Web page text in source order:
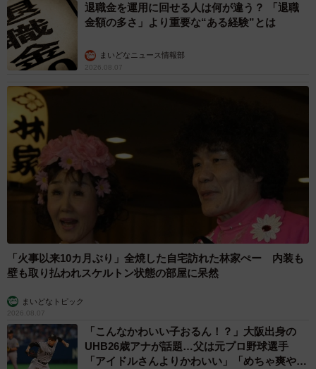
退職金を運用に回せる人は何が違う？ 「退職
金額の多さ」より重要な“ある経験”とは
まいどなニュース情報部
2026.08.07
「火事以来10カ月ぶり」全焼した自宅訪れた林家ぺー 内装も
壁も取り払われスケルトン状態の部屋に呆然
まいどなトピック
2026.08.07
「こんなかわいい子おるん！？」大阪出身の
UHB26歳アナが話題…父は元プロ野球選手
「アイドルさんよりかわいい」「めちゃ爽や